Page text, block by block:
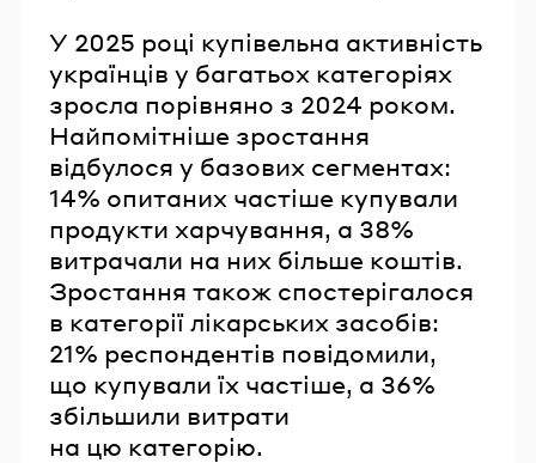
У 2025 році купівельна активність
українців у багатьох категоріях
зросла порівняно з 2024 роком.
Найпомітніше зростання
відбулося у базових сегментах:
14% опитаних частіше купували
продукти харчування, а 38%
витрачали на них більше коштів.
Зростання також спостерігалося
в категорії лікарських засобів:
21% респондентів повідомили,
що купували їх частіше, а 36%
збільшили витрати
на цю категорію.